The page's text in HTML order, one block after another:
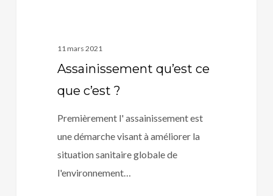
11 mars 2021
Assainissement qu’est ce
que c’est ?
Premièrement l' assainissement est
une démarche visant à améliorer la
situation sanitaire globale de
l'environnement…